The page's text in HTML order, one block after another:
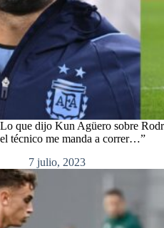
Lo que dijo Kun Agüero sobre
el técnico me manda a correr…”
7 julio, 2023